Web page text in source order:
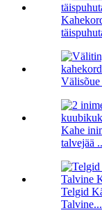
Välisõue
Kahe
talvejää
Telgid
Talvine...